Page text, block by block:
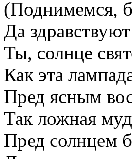
(Поднимемся,
Да
Ты, солнце
Как эта
Пред ясным
Так ложная
Пред солнцем